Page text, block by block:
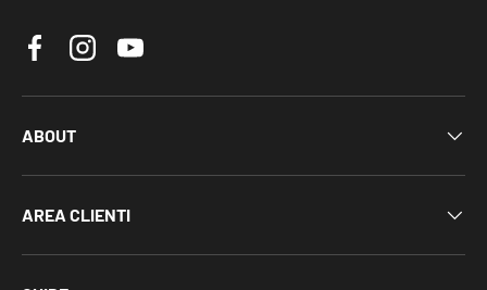
FacebookInstagramYouTube
ABOUT
AREA CLIENTI